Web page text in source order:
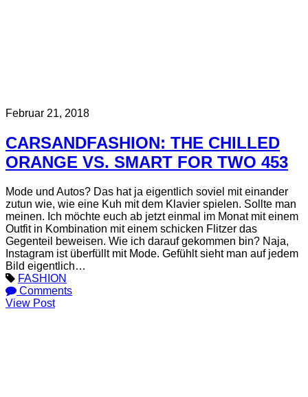
Februar 21, 2018
CARSANDFASHION: THE CHILLED
ORANGE VS. SMART FOR TWO 453
Mode und Autos? Das hat ja eigentlich soviel mit einander
zutun wie, wie eine Kuh mit dem Klavier spielen. Sollte man
meinen. Ich möchte euch ab jetzt einmal im Monat mit einem
Outfit in Kombination mit einem schicken Flitzer das
Gegenteil beweisen. Wie ich darauf gekommen bin? Naja,
Instagram ist überfüllt mit Mode. Gefühlt sieht man auf jedem
Bild eigentlich…
FASHION
Comments
View Post